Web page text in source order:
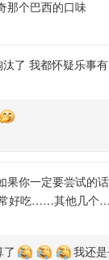
那个巴西的口味
了 我都怀疑乐事
果你一定要尝试的
常好吃……其他几个
了
我还